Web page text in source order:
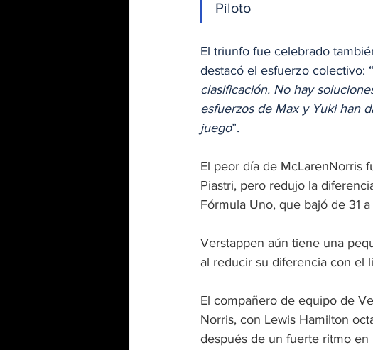
Piloto
El triunfo fue celebrado
destacó el esfuerzo colectivo: “
clasificación. No hay
esfuerzos de Max y Yuki han
juego”.
El peor día de McLarenNorris
Piastri, pero redujo la
Fórmula Uno, que bajó de 31
Verstappen aún tiene una
al reducir su diferencia con el
El compañero de equipo de
Norris, con Lewis Hamilton
después de un fuerte ritmo en